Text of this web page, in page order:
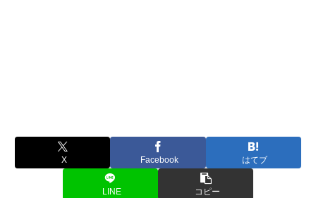
X Facebook はてブ
LINE コピー